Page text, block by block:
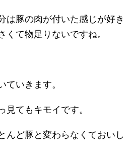
は豚の肉が付いた感じが好き
くて物足りないですね。
ていきます。
見てもキモイです。
んど豚と変わらなくておいし